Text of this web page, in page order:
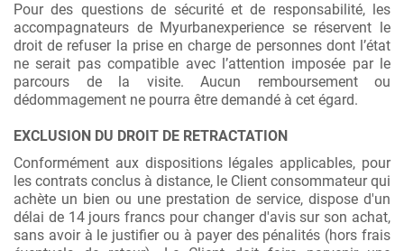
Pour des questions de sécurité et de responsabilité, les
accompagnateurs de Myurbanexperience se réservent le
droit de refuser la prise en charge de personnes dont l’état
ne serait pas compatible avec l’attention imposée par le
parcours de la visite. Aucun remboursement ou
dédommagement ne pourra être demandé à cet égard.
EXCLUSION DU DROIT DE RETRACTATION
Conformément aux dispositions légales applicables, pour
les contrats conclus à distance, le Client consommateur qui
achète un bien ou une prestation de service, dispose d'un
délai de 14 jours francs pour changer d'avis sur son achat,
sans avoir à le justifier ou à payer des pénalités (hors frais